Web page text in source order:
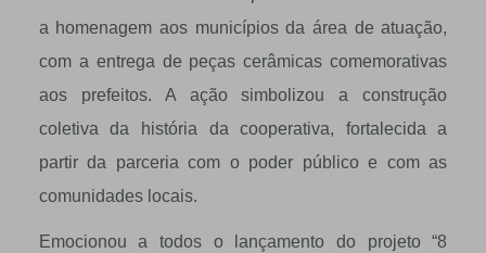
a homenagem aos municípios da área de atuação,
com a entrega de peças cerâmicas comemorativas
aos prefeitos. A ação simbolizou a construção
coletiva da história da cooperativa, fortalecida a
partir da parceria com o poder público e com as
comunidades locais.
Emocionou a todos o lançamento do projeto “8